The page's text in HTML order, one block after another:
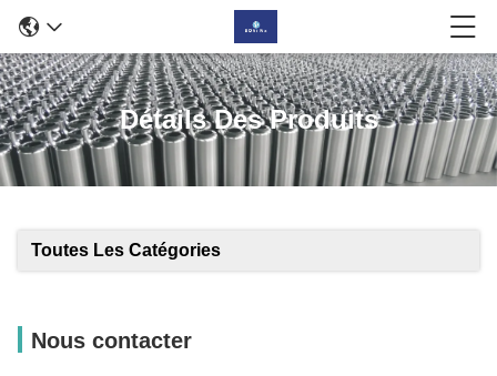
Détails Des Produits
Toutes Les Catégories
Nous contacter